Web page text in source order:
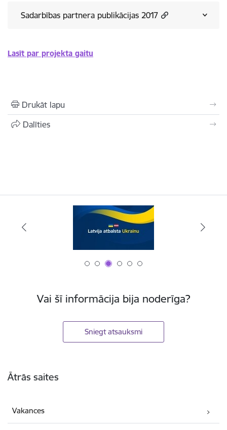
Sadarbības partnera publikācijas 2017
Lasīt par projekta gaitu
Drukāt lapu
Dalīties
Vai šī informācija bija noderīga?
Sniegt atsauksmi
Ātrās saites
Vakances